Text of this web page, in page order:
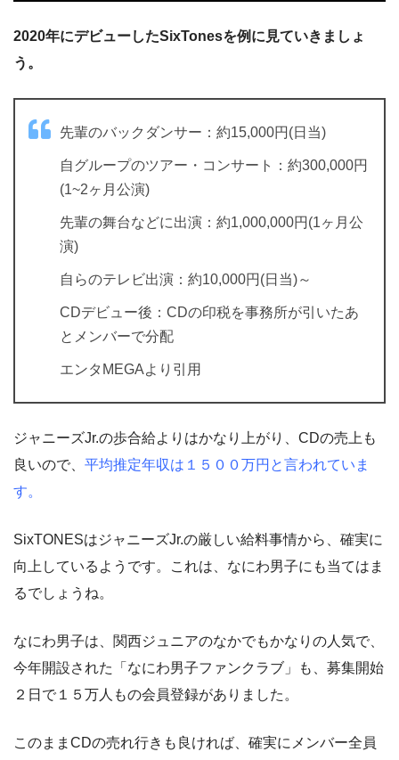
2020年にデビューしたSixTonesを例に見ていきましょ
う。
先輩のバックダンサー：約15,000円(日当)
自グループのツアー・コンサート：約300,000円
(1~2ヶ月公演)
先輩の舞台などに出演：約1,000,000円(1ヶ月公
演)
自らのテレビ出演：約10,000円(日当)～
CDデビュー後：CDの印税を事務所が引いたあ
とメンバーで分配
エンタMEGAより引用
ジャニーズJr.の歩合給よりはかなり上がり、CDの売上も
良いので、 平均推定年収は１５００万円と言われていま
す。
SixTONESはジャニーズJr.の厳しい給料事情から、確実に
向上しているようです。これは、なにわ男子にも当てはま
るでしょうね。
なにわ男子は、関西ジュニアのなかでもかなりの人気で、
今年開設された「なにわ男子ファンクラブ」も、募集開始
２日で１５万人もの会員登録がありました。
このままCDの売れ行きも良ければ、確実にメンバー全員